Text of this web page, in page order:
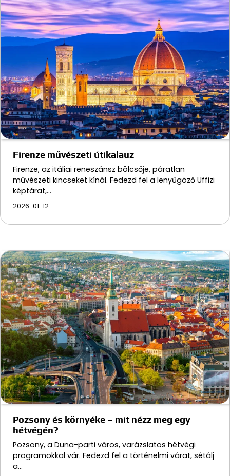
Firenze művészeti útikalauz
Firenze, az itáliai reneszánsz bölcsője, páratlan
művészeti kincseket kínál. Fedezd fel a lenyűgöző Uffizi
képtárat,…
2026-01-12
Pozsony és környéke – mit nézz meg egy
hétvégén?
Pozsony, a Duna-parti város, varázslatos hétvégi
programokkal vár. Fedezd fel a történelmi várat, sétálj
a…